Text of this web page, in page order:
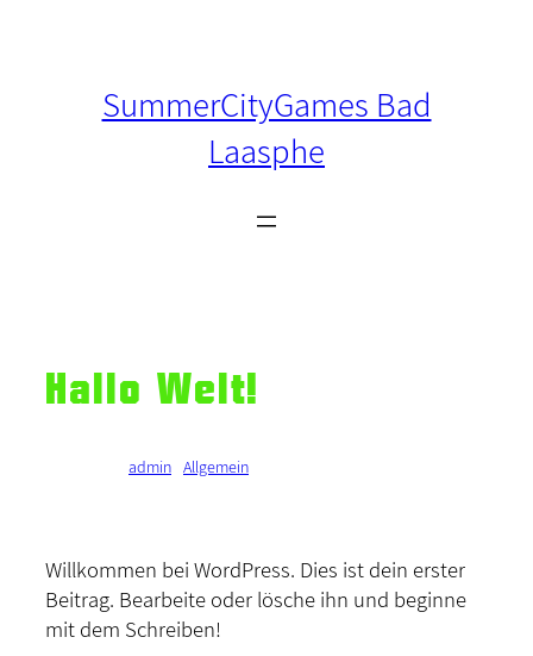
SummerCityGames Bad
Laasphe
Hallo Welt!
admin Allgemein
Willkommen bei WordPress. Dies ist dein erster
Beitrag. Bearbeite oder lösche ihn und beginne
mit dem Schreiben!